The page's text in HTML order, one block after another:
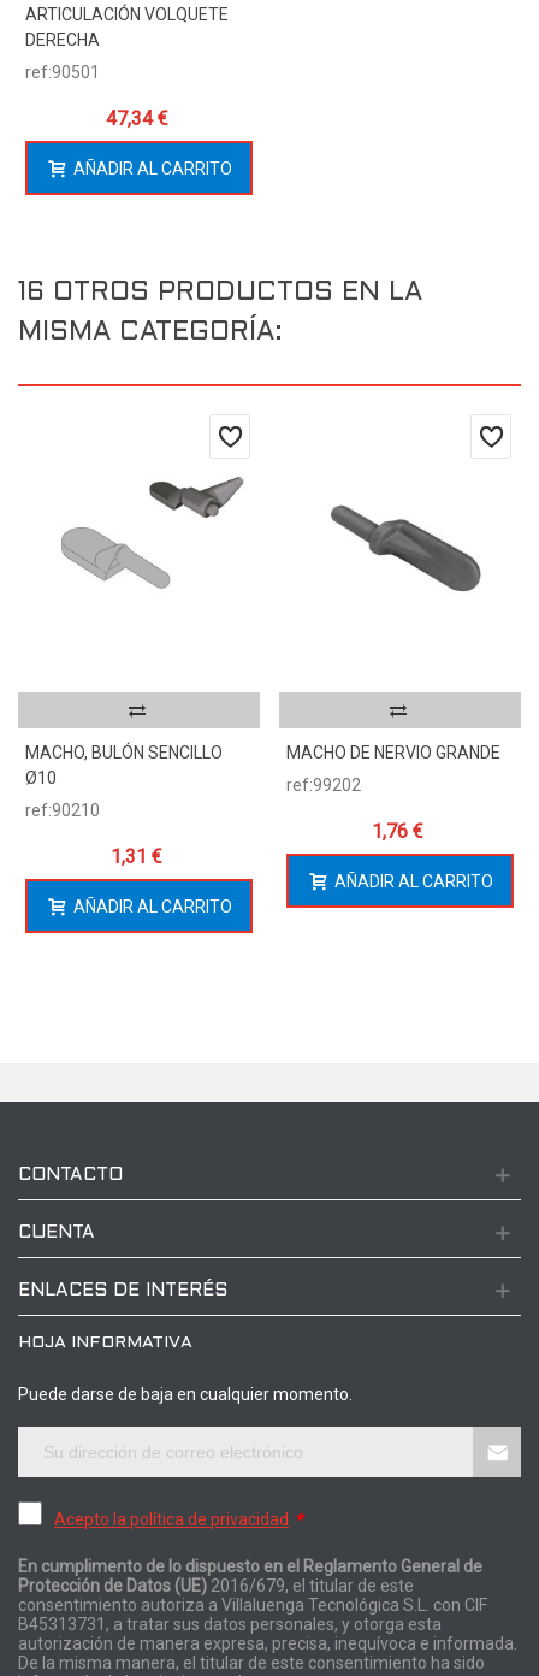
ARTICULACIÓN VOLQUETE
DERECHA
ref:90501
47,34 €
AÑADIR AL CARRITO
16 OTROS PRODUCTOS EN LA
MISMA CATEGORÍA:
MACHO, BULÓN SENCILLO
Ø10
ref:90210
1,31 €
AÑADIR AL CARRITO
MACHO DE NERVIO GRANDE
ref:99202
1,76 €
AÑADIR AL CARRITO
CONTACTO
CUENTA
ENLACES DE INTERÉS
HOJA INFORMATIVA
Puede darse de baja en cualquier momento.
Acepto la política de privacidad *
En cumplimento de lo dispuesto en el Reglamento General de
Protección de Datos (UE) 2016/679, el titular de este
consentimiento autoriza a Villaluenga Tecnológica S.L. con CIF
B45313731, a tratar sus datos personales, y otorga esta
autorización de manera expresa, precisa, inequívoca e informada.
De la misma manera, el titular de este consentimiento ha sido